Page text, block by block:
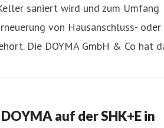
saniert wird und zum Umfang
von Hausanschluss- oder
Die DOYMA GmbH & Co hat
auf der SHK+E in